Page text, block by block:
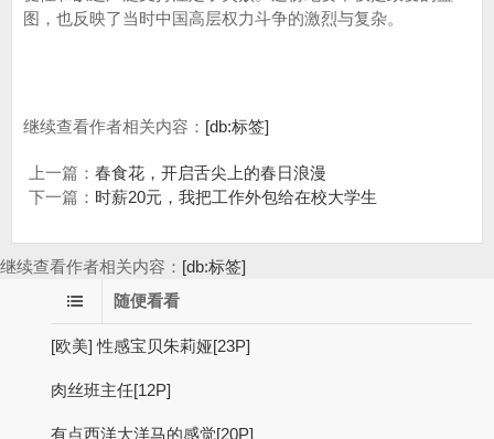
图，也反映了当时中国高层权力斗争的激烈与复杂。
继续查看作者相关内容： [db:标签]
上一篇： 春食花，开启舌尖上的春日浪漫
下一篇： 时薪20元，我把工作外包给在校大学生
继续查看作者相关内容： [db:标签]
随便看看
[欧美] 性感宝贝朱莉娅[23P]
肉丝班主任[12P]
有点西洋大洋马的感觉[20P]